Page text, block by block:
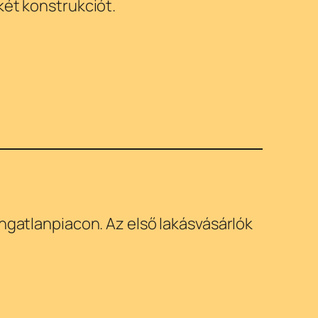
konstrukciót.
Az első lakásvásárlók